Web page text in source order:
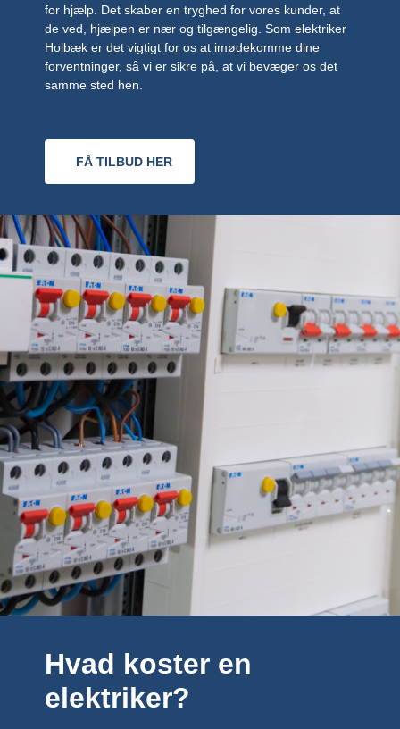
for hjælp. Det skaber en tryghed for vores kunder, at
de ved, hjælpen er nær og tilgængelig. Som elektriker
Holbæk er det vigtigt for os at imødekomme dine
forventninger, så vi er sikre på, at vi bevæger os det
samme sted hen.
FÅ TILBUD HER
Hvad koster en
elektriker?